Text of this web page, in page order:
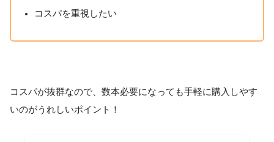
コスパを重視したい
コスパが抜群なので、数本必要になっても手軽に購入しやす
いのがうれしいポイント！